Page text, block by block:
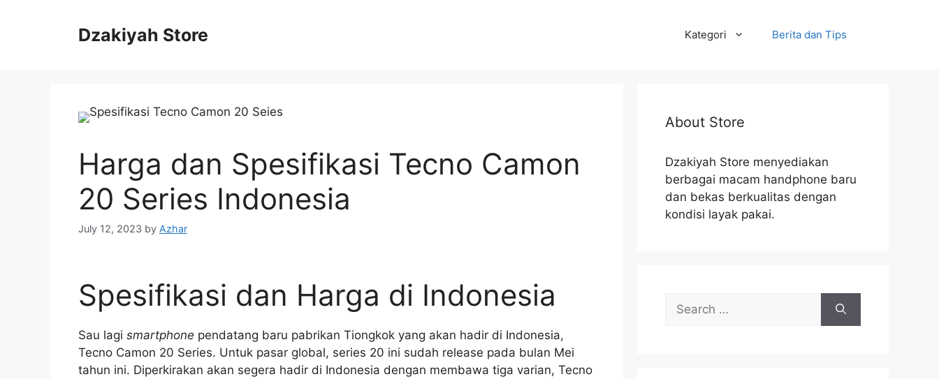
Dzakiyah Store Kategori Berita dan Tips
Harga dan Spesifikasi Tecno Camon
20 Series Indonesia
July 12, 2023 by Azhar
Spesifikasi dan Harga di Indonesia
Sau lagi smartphone pendatang baru pabrikan Tiongkok yang akan hadir di Indonesia,
Tecno Camon 20 Series. Untuk pasar global, series 20 ini sudah release pada bulan Mei
tahun ini. Diperkirakan akan segera hadir di Indonesia dengan membawa tiga varian, Tecno
About Store
Dzakiyah Store menyediakan
berbagai macam handphone baru
dan bekas berkualitas dengan
kondisi layak pakai.
Search
for: